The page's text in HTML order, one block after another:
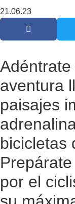
21.06.23
aventura
paisajes
bicicletas
por el